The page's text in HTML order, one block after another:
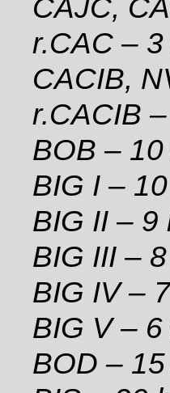
CAJC,
r.CAC –
CACIB,
r.CACIB
BOB –
BIG I –
BIG II – 9
BIG III –
BIG IV –
BIG V –
BOD –